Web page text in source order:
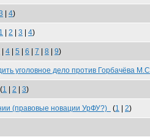
4)
1 2 3 4)
4 5 6 7 8 9)
уголовное дело против Горбачёва М.С
(1 2 3)
(правовые новации УрФУ?) (1 2)